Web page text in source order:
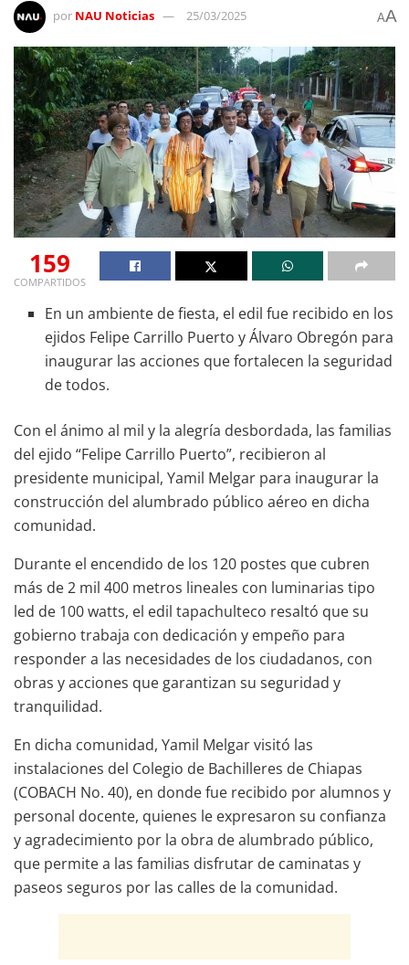
por NAU Noticias 25/03/2025 AA
159
COMPARTIDOS
En un ambiente de fiesta, el edil fue recibido en los
ejidos Felipe Carrillo Puerto y Álvaro Obregón para
inaugurar las acciones que fortalecen la seguridad
de todos.
Con el ánimo al mil y la alegría desbordada, las familias
del ejido “Felipe Carrillo Puerto”, recibieron al
presidente municipal, Yamil Melgar para inaugurar la
construcción del alumbrado público aéreo en dicha
comunidad.
Durante el encendido de los 120 postes que cubren
más de 2 mil 400 metros lineales con luminarias tipo
led de 100 watts, el edil tapachulteco resaltó que su
gobierno trabaja con dedicación y empeño para
responder a las necesidades de los ciudadanos, con
obras y acciones que garantizan su seguridad y
tranquilidad.
En dicha comunidad, Yamil Melgar visitó las
instalaciones del Colegio de Bachilleres de Chiapas
(COBACH No. 40), en donde fue recibido por alumnos y
personal docente, quienes le expresaron su confianza
y agradecimiento por la obra de alumbrado público,
que permite a las familias disfrutar de caminatas y
paseos seguros por las calles de la comunidad.